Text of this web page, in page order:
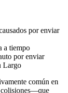
por enviar
a tiempo
por enviar
Largo
común en
colisiones—que